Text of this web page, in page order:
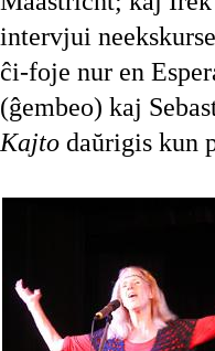
intervjui
ĉi-foje nur en
(ĝembeo) kaj
Kajto daŭrigis kun